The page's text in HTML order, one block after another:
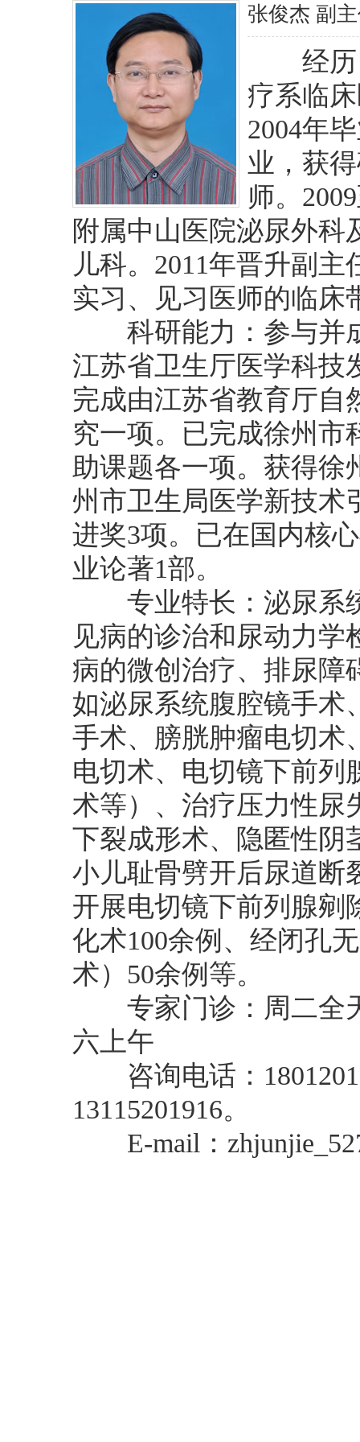
张俊杰 副
经历：
疗系临
2004年
业，获
师。
附属中山医院泌尿外科
儿科。2011年晋升副
实习、见习医师的临床
科研能力：参与并
江苏省卫生厅医学科技
完成由江苏省教育厅自
究一项。已完成徐州市
助课题各一项。获得徐
州市卫生局医学新技术
进奖3项。已在国内核
业论著1部。
专业特长：泌尿系
见病的诊治和尿动力
病的微创治疗、排尿障
如泌尿系统腹腔镜手术
手术、膀胱肿瘤电切术
电切术、电切镜下前列
术等）、治疗压力性尿
下裂成形术、隐匿性阴
小儿耻骨劈开后尿道断
开展电切镜下前列腺剜
化术100余例、经闭孔
术）50余例等。
专家门诊：周二全
六上午
咨询电话：
13115201916。
E-mail：